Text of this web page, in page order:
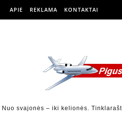
APIE REKLAMA KONTAKTAI
Nuo svajonės – iki kelionės.